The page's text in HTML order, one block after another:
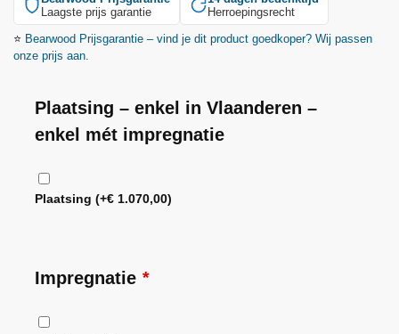
Laagste prijs garantie
Herroepingsrecht
⭐ Bearwood Prijsgarantie – vind je dit product goedkoper? Wij passen
onze prijs aan.
Plaatsing – enkel in Vlaanderen –
enkel mét impregnatie
Plaatsing(+€ 1.070,00)
Impregnatie *